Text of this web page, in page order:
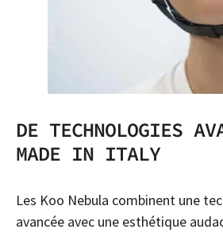
DE TECHNOLOGIES
MADE IN ITALY
Les Koo Nebula combinent une
avancée avec une esthétique